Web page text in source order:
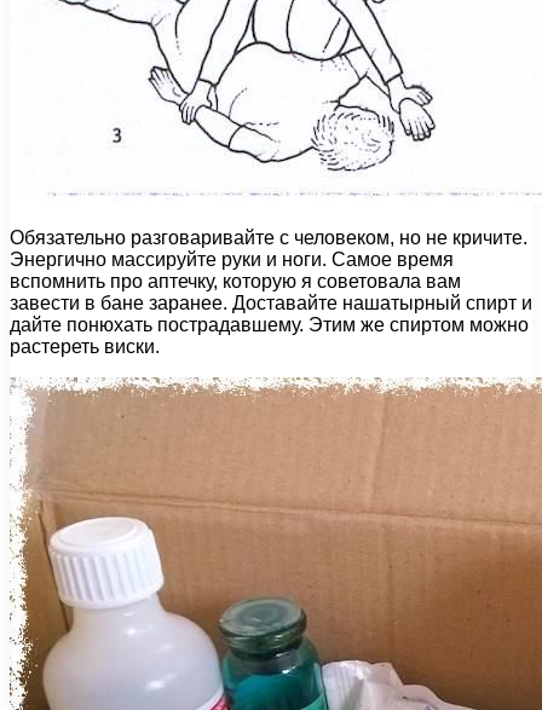
Обязательно разговаривайте с человеком, но не кричите.
Энергично массируйте руки и ноги. Самое время
вспомнить про аптечку, которую я советовала вам
завести в бане заранее. Доставайте нашатырный спирт и
дайте понюхать пострадавшему. Этим же спиртом можно
растереть виски.